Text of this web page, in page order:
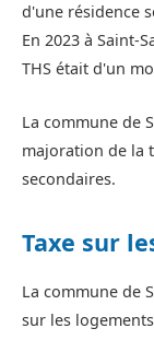
d'une résidence
En 2023 à Saint-
THS était d'un
La commune de
majoration de la
secondaires.
Taxe sur
La commune de
sur les